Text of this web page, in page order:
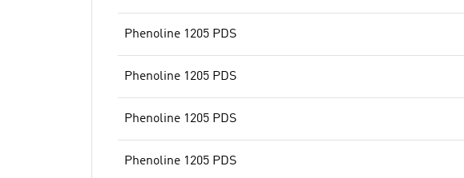
Phenoline 1205 PDS
Phenoline 1205 PDS
Phenoline 1205 PDS
Phenoline 1205 PDS